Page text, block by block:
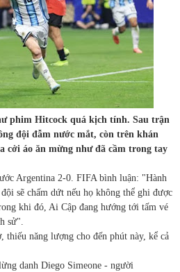
phim Hitcock quá kịch tính. Sau trận
đội đẫm nước mắt, còn trên khán
cởi áo ăn mừng như đã cầm trong tay
Argentina 2-0. FIFA bình luận: "Hành
sẽ chấm dứt nếu họ không thể ghi được
khi đó, Ai Cập đang hướng tới tấm vé
sử".
thiếu năng lượng cho đến phút này, kể cả
danh Diego Simeone - người